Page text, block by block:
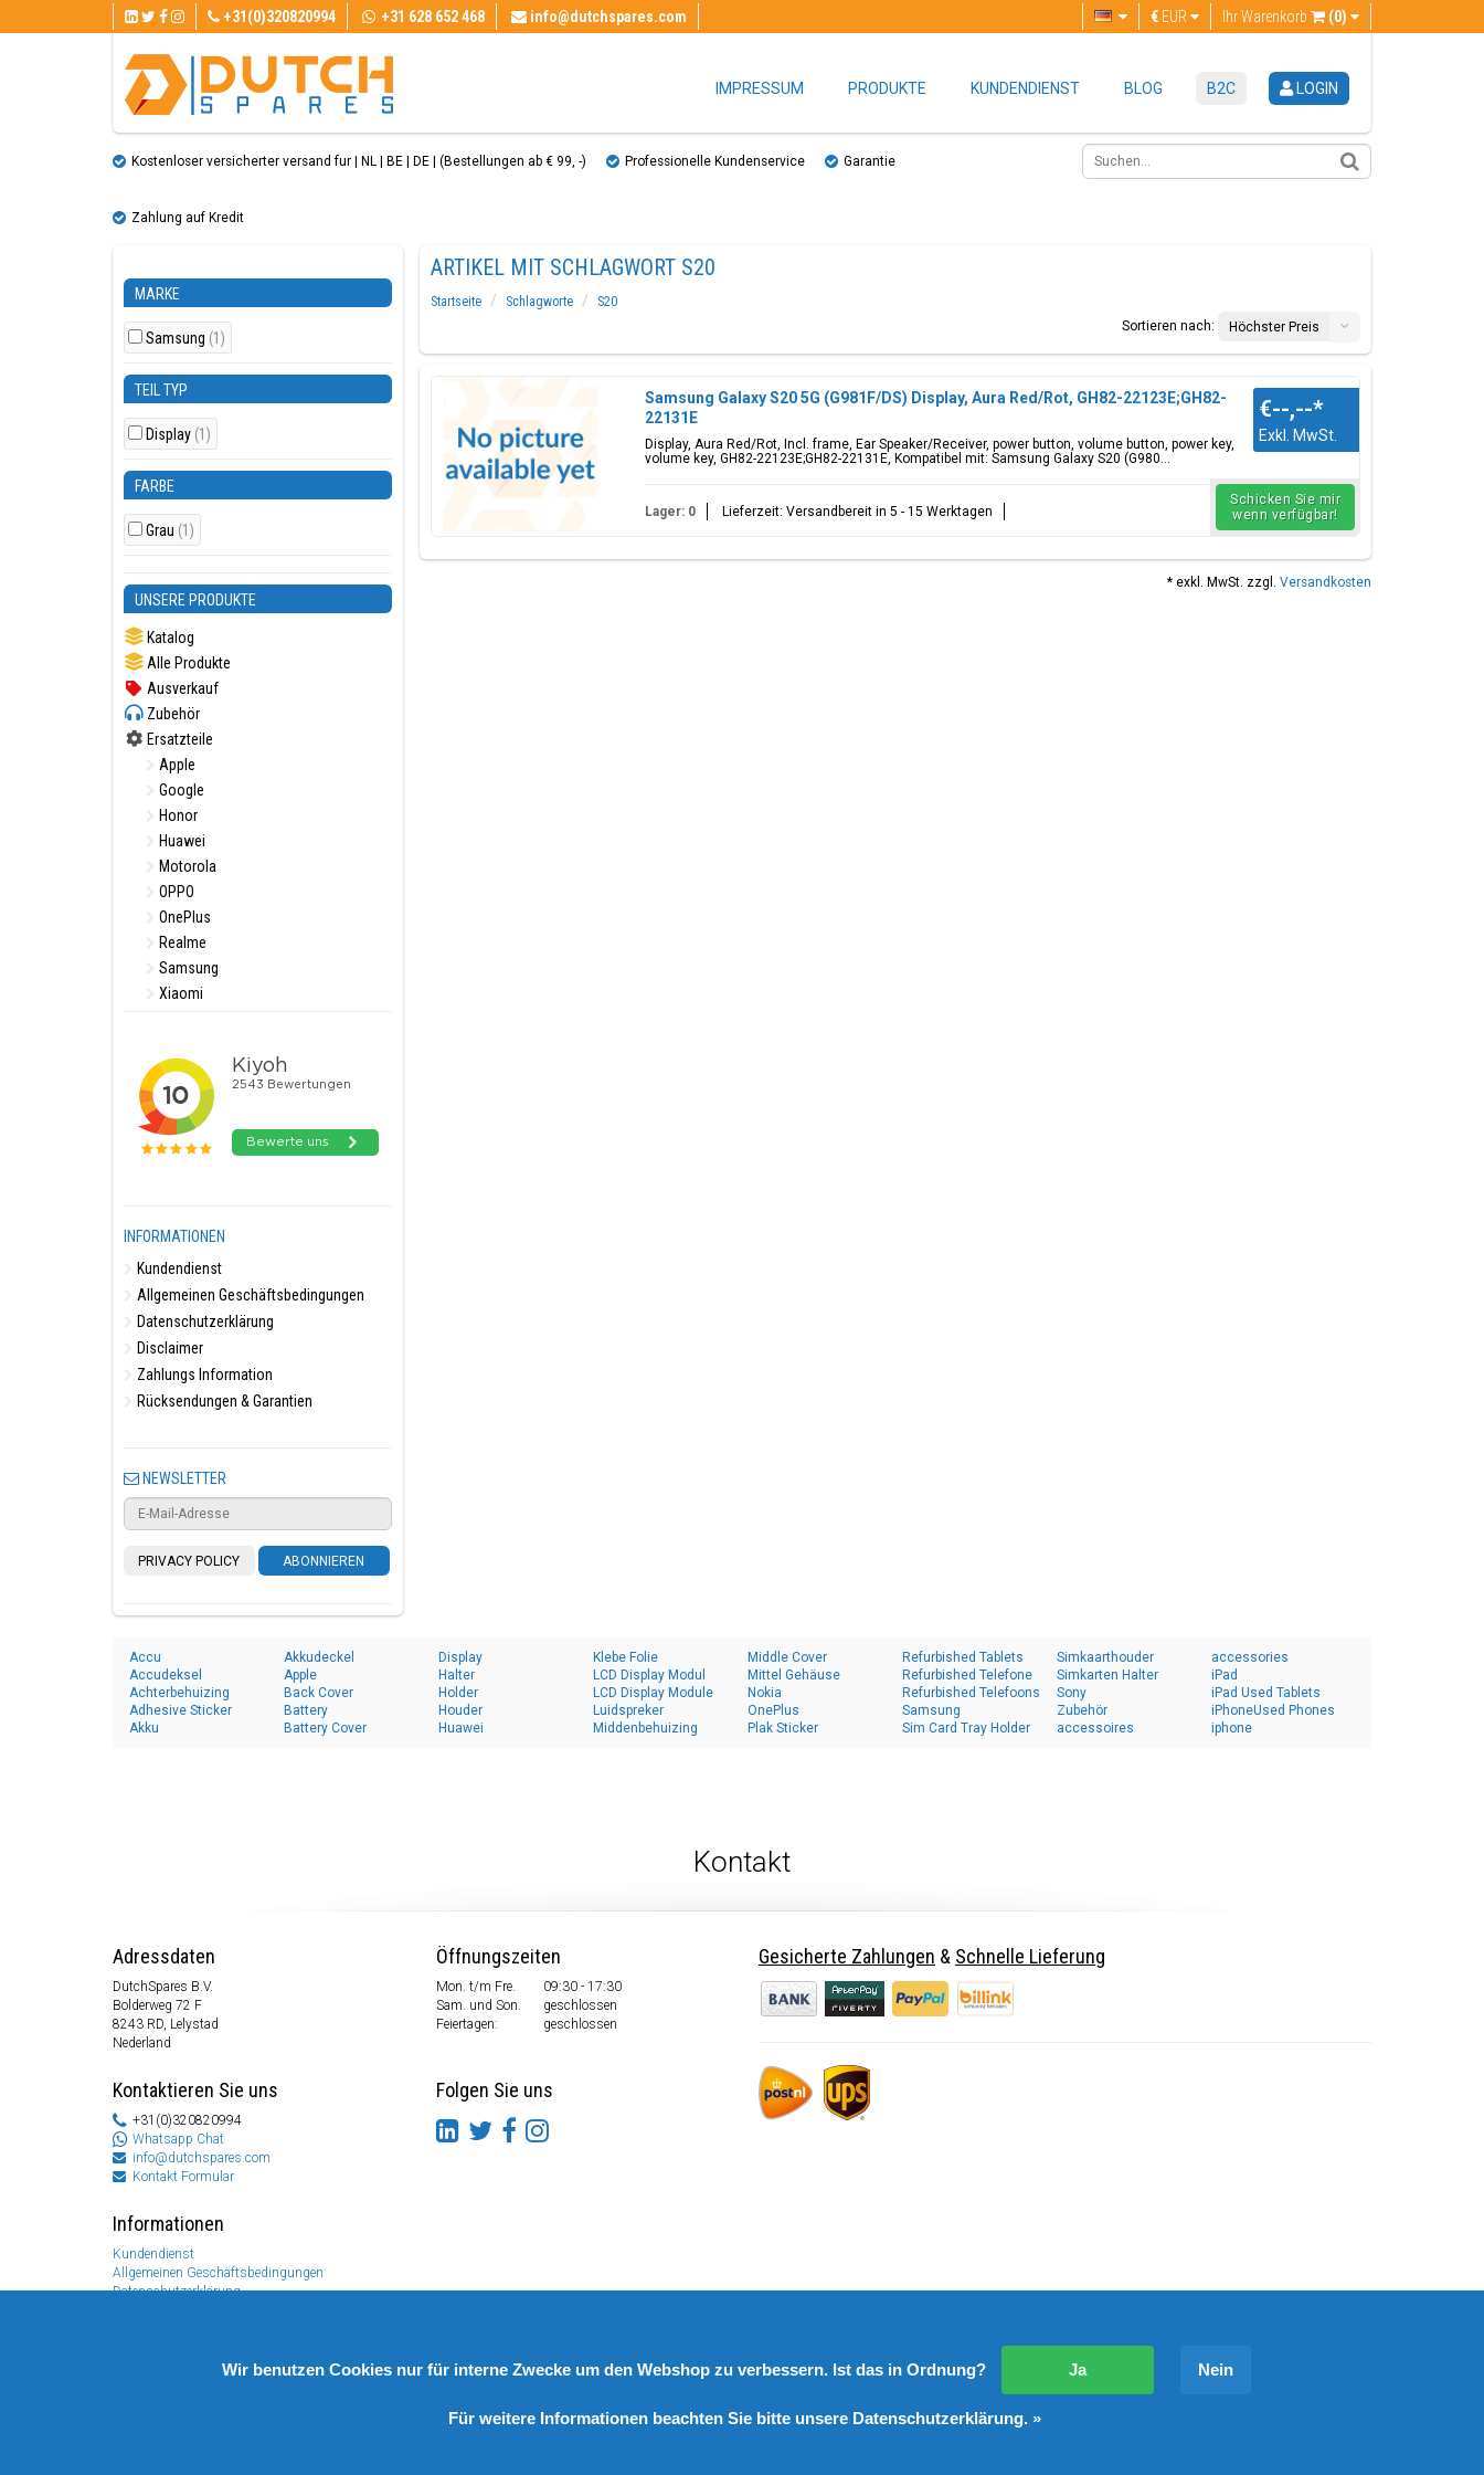
+31(0)320820994 +31 628 652 468 info@dutchspares.com Ihr Warenkorb (0)
€ EUR
IMPRESSUM PRODUKTE KUNDENDIENST BLOG B2C LOGIN
Kostenloser versicherter versand fur | NL | BE | DE | (Bestellungen ab € 99, ​​-) Professionelle Kundenservice Garantie
Zahlung auf Kredit
MARKE
Samsung (1)
TEIL TYP
Display (1)
FARBE
Grau (1)
UNSERE PRODUKTE
Katalog
Alle Produkte
Ausverkauf
Zubehör
Ersatzteile
Apple
Google
Honor
Huawei
Motorola
OPPO
OnePlus
Realme
Samsung
Xiaomi
INFORMATIONEN
Kundendienst
Allgemeinen Geschäftsbedingungen
Datenschutzerklärung
Disclaimer
Zahlungs Information
Rücksendungen & Garantien
NEWSLETTER
PRIVACY POLICY ABONNIEREN
ARTIKEL MIT SCHLAGWORT S20
Startseite Schlagworte
S20
Sortieren nach:
Höchster Preis
Samsung Galaxy S20 5G (G981F/DS) Display, Aura Red/Rot, GH82-22123E;GH82-
22131E
Display, Aura Red/Rot, Incl. frame, Ear Speaker/Receiver, power button, volume button, power key,
volume key, GH82-22123E;GH82-22131E, Kompatibel mit: Samsung Galaxy S20 (G980...
€--,--*
Exkl. MwSt.
Lager: 0 Lieferzeit: Versandbereit in 5 - 15 Werktagen
Schicken Sie mir
wenn verfügbar!
* exkl. MwSt. zzgl. Versandkosten
Accu
Accudeksel
Achterbehuizing
Adhesive Sticker
Akku
Akkudeckel
Apple
Back Cover
Battery
Battery Cover
Display
Halter
Holder
Houder
Huawei
Klebe Folie
LCD Display Modul
LCD Display Module
Luidspreker
Middenbehuizing
Middle Cover
Mittel Gehäuse
Nokia
OnePlus
Plak Sticker
Refurbished Tablets
Refurbished Telefone
Refurbished Telefoons
Samsung
Sim Card Tray Holder
Simkaarthouder
Simkarten Halter
Sony
Zubehör
accessoires
accessories
iPad
iPad Used Tablets
iPhoneUsed Phones
iphone
Kontakt
Adressdaten
DutchSpares B.V.
Bolderweg 72 F
8243 RD, Lelystad
Nederland
Kontaktieren Sie uns
+31(0)320820994
Whatsapp Chat
info@dutchspares.com
Kontakt Formular
Informationen
Kundendienst
Allgemeinen Geschäftsbedingungen
Datenschutzerklärung
Öffnungszeiten
Mon. t/m Fre.
09:30 - 17:30
Sam. und Son.
geschlossen
Feiertagen:
geschlossen
Folgen Sie uns
Gesicherte Zahlungen & Schnelle Lieferung
© Copyright 2026 DutchSpares B.V. - Design byWebdinge.nl
Wir benutzen Cookies nur für interne Zwecke um den Webshop zu verbessern. Ist das in Ordnung? Ja Nein
Für weitere Informationen beachten Sie bitte unsere Datenschutzerklärung. »